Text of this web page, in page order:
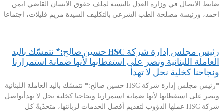
ضابط الاتصال في وزارة العدل بالنسبة لملف حقوق الانسان القاضي ايمن
احمد، ورئيسة مصلحة الطب الشرعي بالتكليف السيدة مريم قليلات، اجتماعا
رئيس مجلس إدارة شركة HSC حسين صالح:* نتمسّك باليد
العاملة اللبنانية ونصر على استقطابها لأنها ضمانة استمرارنا
ونجاحنا كخلية نحل لا تهدأ
*رئيس مجلس إدارة شركة HSC حسين صالح:* نتمسّك باليد العاملة اللبنانية
ونصر على استقطابها لأنها ضمانة استمرارنا ونجاحنا كخلية نحل لا تهدأتواصل
شركة HSC عملها الدؤوب لتقديم أفضل الخدمات لزبائنها، متحدّيةً كل